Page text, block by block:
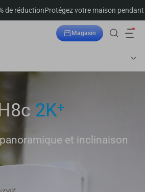
votre maison pendant votre absence
Magasin
2K⁺
et inclinaison